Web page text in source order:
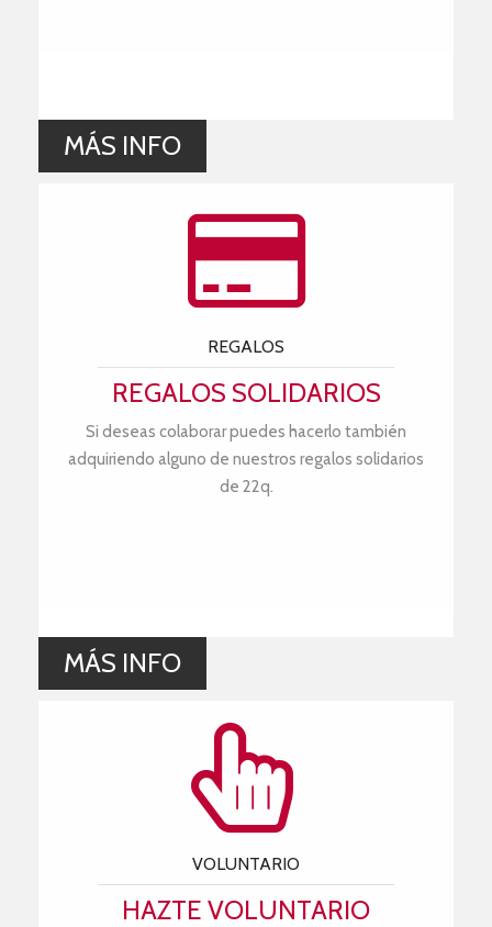
MÁS INFO
REGALOS
REGALOS SOLIDARIOS
Si deseas colaborar puedes hacerlo también
adquiriendo alguno de nuestros regalos solidarios
de 22q.
MÁS INFO
VOLUNTARIO
HAZTE VOLUNTARIO